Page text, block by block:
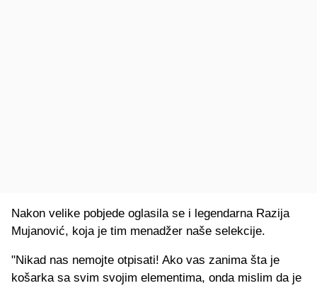
Nakon velike pobjede oglasila se i legendarna Razija
Mujanović, koja je tim menadžer naše selekcije.
"Nikad nas nemojte otpisati! Ako vas zanima šta je
košarka sa svim svojim elementima, onda mislim da je